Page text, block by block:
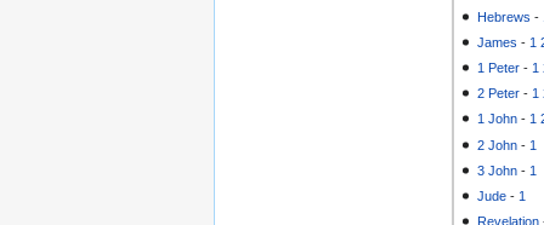
Hebrews -
James - 1
1 Peter - 1
2 Peter - 1
1 John -1
2 John - 1
3 John - 1
Jude - 1
Revelation